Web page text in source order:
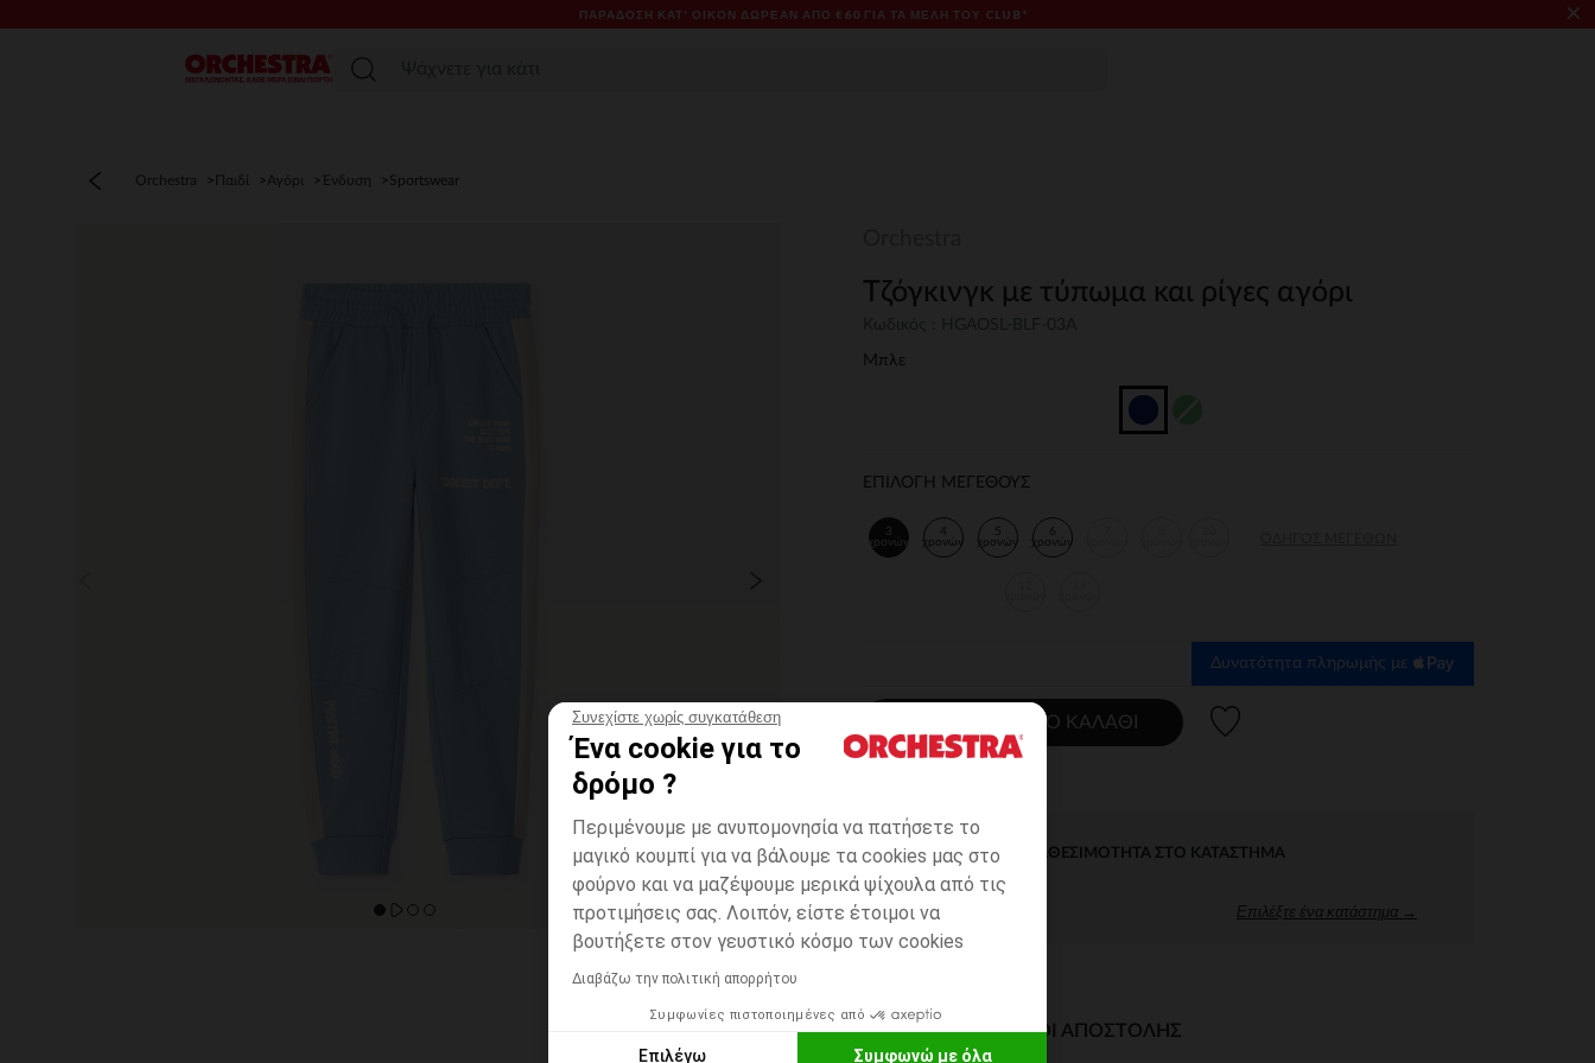
Συνεχίστε χωρίς συγκατάθεση
Ένα cookie για το
δρόμο ?
Περιμένουμε με ανυπομονησία να πατήσετε το
μαγικό κουμπί για να βάλουμε τα cookies μας στο
φούρνο και να μαζέψουμε μερικά ψίχουλα από τις
προτιμήσεις σας. Λοιπόν, είστε έτοιμοι να
βουτήξετε στον γευστικό κόσμο των cookies
Διαβάζω την πολιτική απορρήτου
Συμφωνίες πιστοποιημένες από
Επιλέγω Συμφωνώ με όλα
ΠΑΡΆΔΟΣΗ ΚΑΤ' ΟΊΚΟΝ ΔΩΡΕΑΝ ΑΠΌ €60 ΓΙΑ ΤΑ ΜΈΛΗ ΤΟΥ CLUB* ×
Μενού
Orchestra Παιδί Αγόρι Ένδυση Sportswear
Τζόγκινγκ με τύπωμα και ρίγες αγόρι
Μπλε
ΕΠΙΛΟΓΗ ΜΕΓΕΘΟΥΣ
3
χρονών
4
χρονών
5
χρονών
6
χρονών
Δυνατότητα πληρωμής με
ΠΡΟΣΘΉΚΗ ΣΤΟ ΚΑΛΆΘΙ
ΆΜΕΣΗ ΔΙΑΘΕΣΙΜΌΤΗΤΑ ΣΤΟ ΚΑΤΆΣΤΗΜΑ
Επιλέξτε ένα κατάστημα →
ΔΙΑΘΈΣΙΜΟΙ ΤΡΌΠΟΙ ΑΠΟΣΤΟΛΉΣ